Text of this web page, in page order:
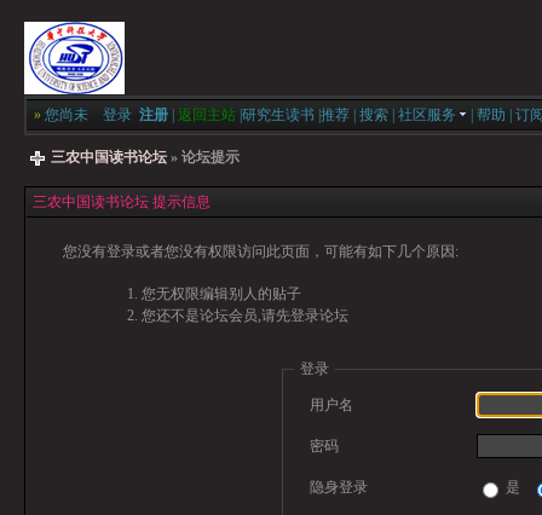
» 您尚未 登录 注册 返回主站 研究生读书 推荐 搜索 社区服务 帮助 订
三农中国读书论坛 » 论坛提示
三农中国读书论坛 提示信息
您没有登录或者您没有权限访问此页面，可能有如下几个原因:
您无权限编辑别人的贴子
您还不是论坛会员,请先登录论坛
登录
用户名
密码
隐身登录 是